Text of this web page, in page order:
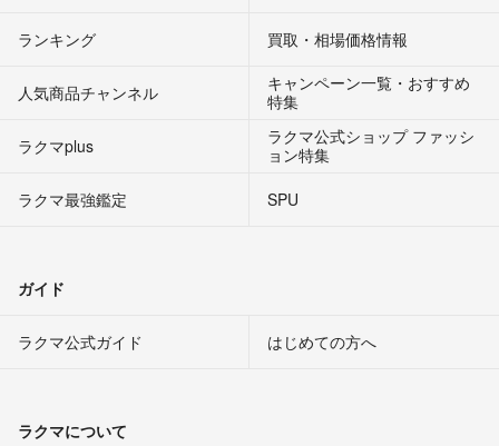
ランキング 買取・相場価格情報
人気商品チャンネル
キャンペーン一覧・おすすめ
特集
ラクマplus
ラクマ公式ショップ ファッシ
ョン特集
ラクマ最強鑑定
SPU
ガイド
ラクマ公式ガイド はじめての方へ
ラクマについて